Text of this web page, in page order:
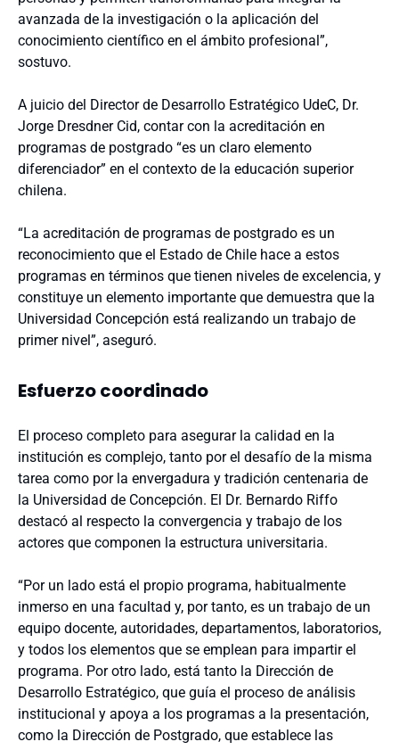
avanzada de la investigación o la aplicación del
conocimiento científico en el ámbito profesional”,
sostuvo.
A juicio del Director de Desarrollo Estratégico UdeC, Dr.
Jorge Dresdner Cid, contar con la acreditación en
programas de postgrado “es un claro elemento
diferenciador” en el contexto de la educación superior
chilena.
“La acreditación de programas de postgrado es un
reconocimiento que el Estado de Chile hace a estos
programas en términos que tienen niveles de excelencia, y
constituye un elemento importante que demuestra que la
Universidad Concepción está realizando un trabajo de
primer nivel”, aseguró.
Esfuerzo coordinado
El proceso completo para asegurar la calidad en la
institución es complejo, tanto por el desafío de la misma
tarea como por la envergadura y tradición centenaria de
la Universidad de Concepción. El Dr. Bernardo Riffo
destacó al respecto la convergencia y trabajo de los
actores que componen la estructura universitaria.
“Por un lado está el propio programa, habitualmente
inmerso en una facultad y, por tanto, es un trabajo de un
equipo docente, autoridades, departamentos, laboratorios,
y todos los elementos que se emplean para impartir el
programa. Por otro lado, está tanto la Dirección de
Desarrollo Estratégico, que guía el proceso de análisis
institucional y apoya a los programas a la presentación,
como la Dirección de Postgrado, que establece las